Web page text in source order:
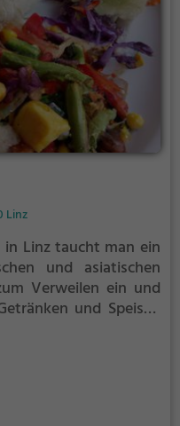
Linz
Linz taucht man ein
und asiatischen
Verweilen ein und
und Speisen
genießen möchte,
Die Auswahl an